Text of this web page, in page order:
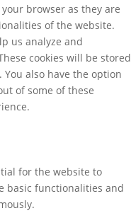
browser as they are
of the website.
us analyze and
cookies will be stored
also have the option
of some of these
for the website to
basic functionalities and